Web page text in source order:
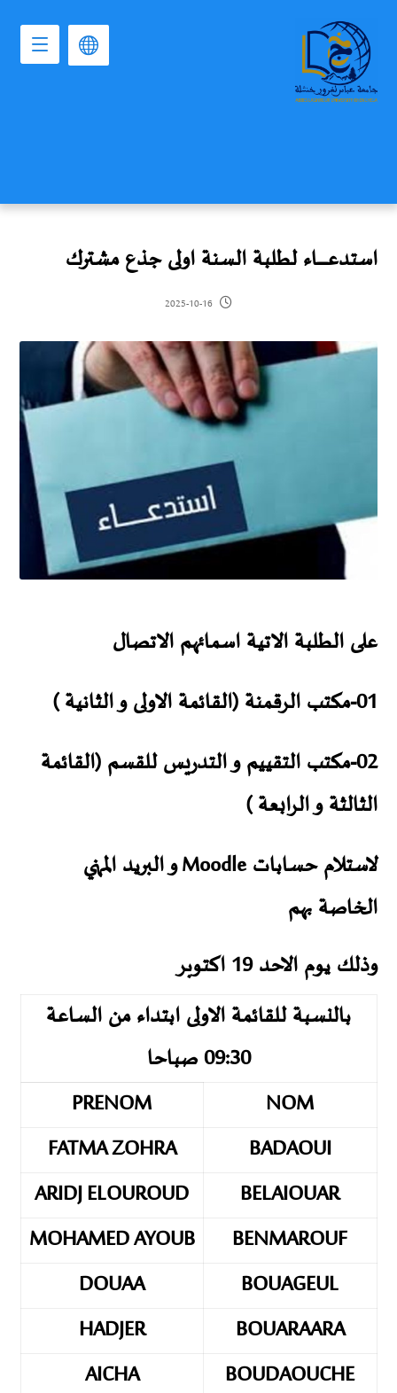
استدعـــــــــــاء لطلبة السنة اولى جذع مشترك
2025-10-16
على الطلبة الاتية اسمائهم الاتصال
01-مكتب الرقمنة (القائمة الاولى و الثانية )
02-مكتب التقييم و التدريس للقسم (القائمة
الثالثة و الرابعة )
لاستلام حسابات Moodle و البريد المهني
الخاصة بهم
وذلك يوم الاحد 19 اكتوبر
بالنسبة للقائمة الاولى ابتداء من الساعة
09:30 صباحا
NOM
PRENOM
BADAOUI
FATMA ZOHRA
BELAIOUAR
ARIDJ ELOUROUD
BENMAROUF
MOHAMED AYOUB
BOUAGEUL
DOUAA
BOUARAARA
HADJER
BOUDAOUCHE
AICHA